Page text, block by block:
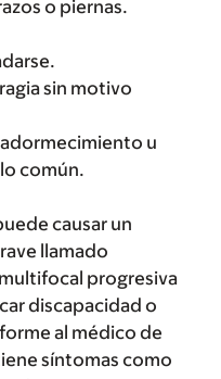
o piernas.
sin motivo
u
común.
causar un
llamado
progresiva
discapacidad o
al médico de
síntomas como